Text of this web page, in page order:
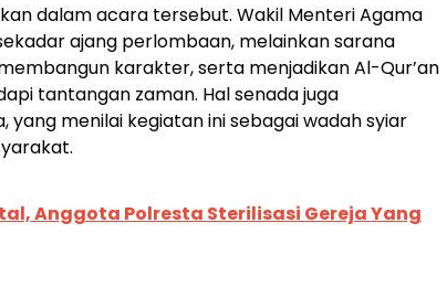
dalam acara tersebut. Wakil Menteri Agama
ajang perlombaan, melainkan sarana
karakter, serta menjadikan Al-Qur’an
tantangan zaman. Hal senada juga
yang menilai kegiatan ini sebagai wadah syiar
Anggota Polresta Sterilisasi Gereja Yang